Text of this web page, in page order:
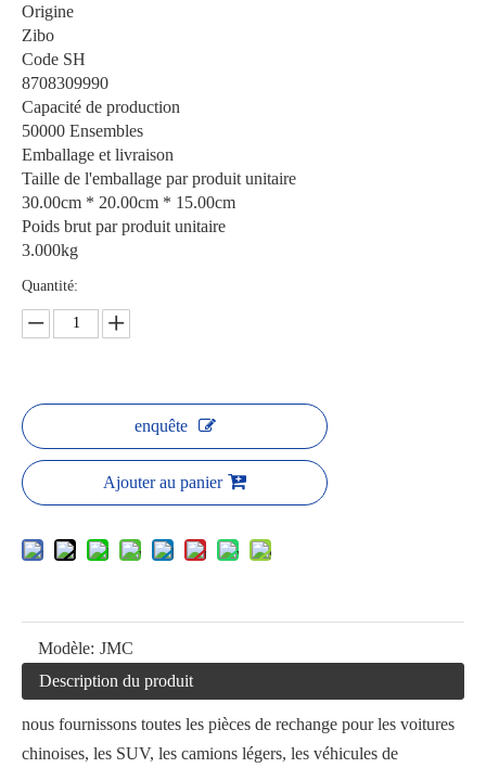
Origine
Zibo
Code SH
8708309990
Capacité de production
50000 Ensembles
Emballage et livraison
Taille de l'emballage par produit unitaire
30.00cm * 20.00cm * 15.00cm
Poids brut par produit unitaire
3.000kg
Quantité:
enquête
Ajouter au panier
Modèle: JMC
Description du produit
nous fournissons toutes les pièces de rechange pour les voitures
chinoises, les SUV, les camions légers, les véhicules de